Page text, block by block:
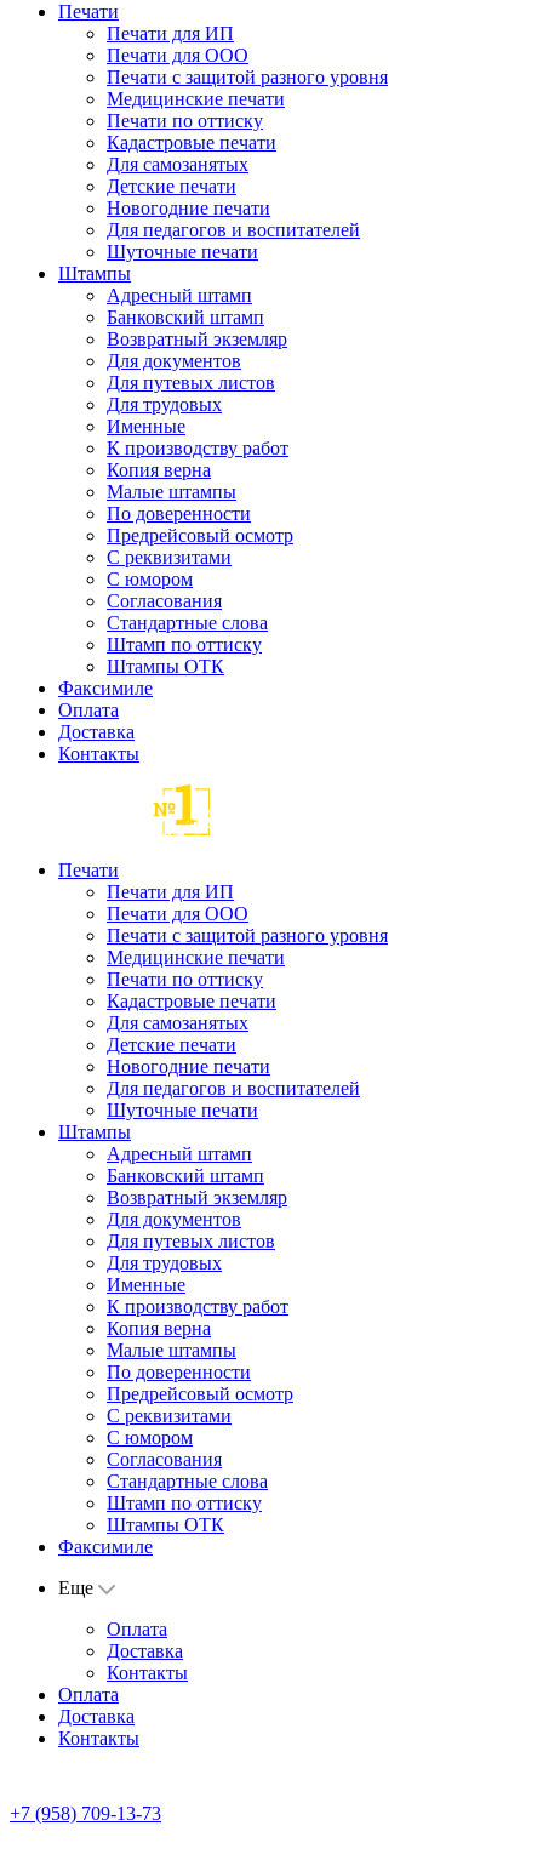
Печати
Печати для ИП
Печати для ООО
Печати с защитой разного уровня
Медицинские печати
Печати по оттиску
Кадастровые печати
Для самозанятых
Детские печати
Новогодние печати
Для педагогов и воспитателей
Шуточные печати
Штампы
Адресный штамп
Банковский штамп
Возвратный экземляр
Для документов
Для путевых листов
Для трудовых
Именные
К производству работ
Копия верна
Малые штампы
По доверенности
Предрейсовый осмотр
С реквизитами
С юмором
Согласования
Стандартные слова
Штамп по оттиску
Штампы ОТК
Факсимиле
Оплата
Доставка
Контакты
Печати
Печати для ИП
Печати для ООО
Печати с защитой разного уровня
Медицинские печати
Печати по оттиску
Кадастровые печати
Для самозанятых
Детские печати
Новогодние печати
Для педагогов и воспитателей
Шуточные печати
Штампы
Адресный штамп
Банковский штамп
Возвратный экземляр
Для документов
Для путевых листов
Для трудовых
Именные
К производству работ
Копия верна
Малые штампы
По доверенности
Предрейсовый осмотр
С реквизитами
С юмором
Согласования
Стандартные слова
Штамп по оттиску
Штампы ОТК
Факсимиле
Еще
Оплата
Доставка
Контакты
Оплата
Доставка
Контакты
+7 (958) 709-13-73